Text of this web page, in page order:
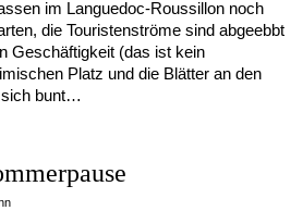
im Languedoc-Roussillon noch
die Touristenströme sind abgeebbt
Geschäftigkeit (das ist kein
Platz und die Blätter an den
sich bunt…